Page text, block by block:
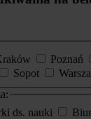
Poznań
Sopot
ds. nauki